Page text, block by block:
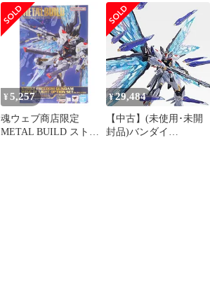
イクフリーダムガンダ
ム 光の翼オプションセ
ット[Re:PACKAGE] 機
動戦士ガンダムSEED
DESTINY(シード デス
ティニー) フィギュア
用アクセサリ バンダイ
スピリッツ
イクフリーダムガンダ
ム 光の翼オプションセ
ット SOUL BLUE Ver.
機動戦士ガンダムSEED
DESTINY(シード デス
ティニー) フィギュア
用アクセサリ バンダイ
スピリッツ
¥ 5,257
魂ウェブ商店限定
METAL BUILD ストラ
¥29,484
【中古】(未使用･未開
封品)バンダイ